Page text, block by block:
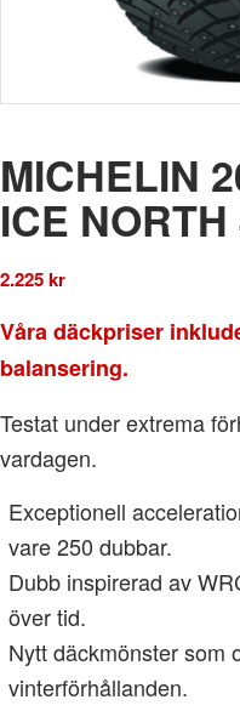
MICHELIN
ICE NORTH
2.225kr
Våra däckpriser
balansering.
Testat under extrema
vardagen.
Exceptionell
vare 250 dubbar.
Dubb inspirerad av
över tid.
Nytt däckmönster som
vinterförhållanden.